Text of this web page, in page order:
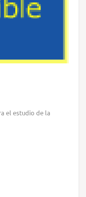
el estudio de la